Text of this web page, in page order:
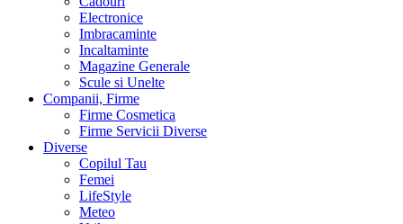
Electronice
Imbracaminte
Incaltaminte
Magazine Generale
Scule si Unelte
Companii, Firme
Firme Cosmetica
Firme Servicii Diverse
Diverse
Copilul Tau
Femei
LifeStyle
Meteo